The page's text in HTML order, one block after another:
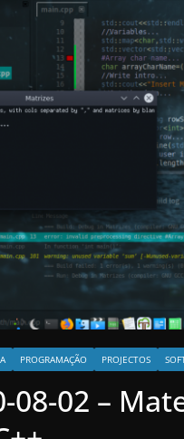
PROGRAMAÇÃO PROJECTOS
08-02 –